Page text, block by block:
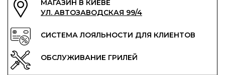
МАГАЗИН В КИЕВЕ
УЛ. АВТОЗАВОДСКАЯ 99/4
СИСТЕМА ЛОЯЛЬНОСТИ ДЛЯ КЛИЕНТОВ
ОБСЛУЖИВАНИЕ ГРИЛЕЙ